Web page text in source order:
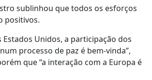
sublinhou que todos os esforços
positivos.
Estados Unidos, a participação dos
processo de paz é bem-vinda”,
que “a interação com a Europa é